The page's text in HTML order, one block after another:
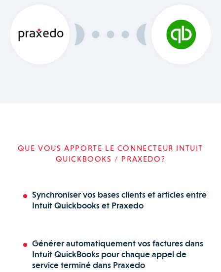
QUE VOUS APPORTE LE CONNECTEUR INTUIT
QUICKBOOKS / PRAXEDO?
Synchroniser vos bases clients et articles entre
Intuit Quickbooks et Praxedo
Générer automatiquement vos factures dans
Intuit QuickBooks pour chaque appel de
service terminé dans Praxedo